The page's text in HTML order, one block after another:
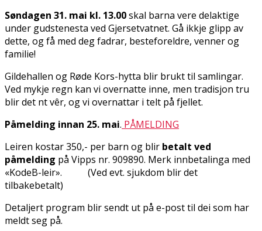
Søndagen 31. mai kl. 13.00skal barna vere delaktige
under gudstenesta ved Gjersetvatnet. Gå ikkje glipp av
dette, og få med deg fadrar, besteforeldre, venner og
familie!
Gildehallen og Røde Kors-hytta blir brukt til samlingar.
Ved mykje regn kan vi overnatte inne, men tradisjon tru
blir det fint vêr, og vi overnattar i telt på fjellet.
Påmelding innan 25. mai. PÅMELDING
Leiren kostar 350,- per barn og blir betalt ved
påmelding på Vipps nr. 909890. Merk innbetalinga med
«KodeB-leir». (Ved evt. sjukdom blir det
tilbakebetalt)
Detaljert program blir sendt ut på e-post til dei som har
meldt seg på.